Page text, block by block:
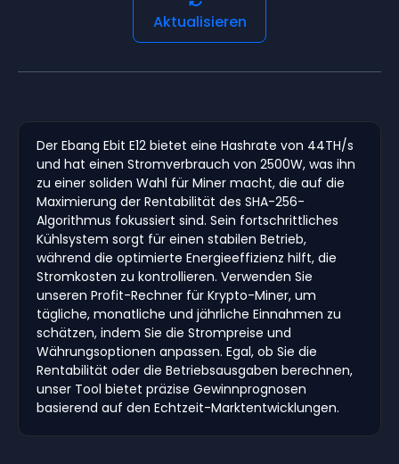
Aktualisieren
Der Ebang Ebit E12 bietet eine Hashrate von 44TH/s
und hat einen Stromverbrauch von 2500W, was ihn
zu einer soliden Wahl für Miner macht, die auf die
Maximierung der Rentabilität des SHA-256-
Algorithmus fokussiert sind. Sein fortschrittliches
Kühlsystem sorgt für einen stabilen Betrieb,
während die optimierte Energieeffizienz hilft, die
Stromkosten zu kontrollieren. Verwenden Sie
unseren Profit-Rechner für Krypto-Miner, um
tägliche, monatliche und jährliche Einnahmen zu
schätzen, indem Sie die Strompreise und
Währungsoptionen anpassen. Egal, ob Sie die
Rentabilität oder die Betriebsausgaben berechnen,
unser Tool bietet präzise Gewinnprognosen
basierend auf den Echtzeit-Marktentwicklungen.